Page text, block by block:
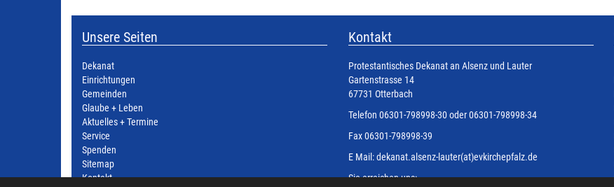
Unsere Seiten
Dekanat
Einrichtungen
Gemeinden
Glaube + Leben
Aktuelles + Termine
Service
Spenden
Sitemap
Kontakt
Kontakt
Protestantisches Dekanat an Alsenz und Lauter
Gartenstrasse 14
67731 Otterbach
Telefon 06301-798998-30 oder 06301-798998-34
Fax 06301-798998-39
E Mail:dekanat.alsenz-lauter(at)evkirchepfalz.de
Sie erreichen uns: